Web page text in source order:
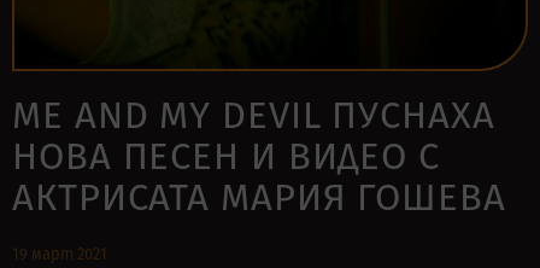
ME AND MY DEVIL ПУСНАХА
НОВА ПЕСЕН И ВИДЕО С
АКТРИСАТА МАРИЯ ГОШЕВА
19 март 2021